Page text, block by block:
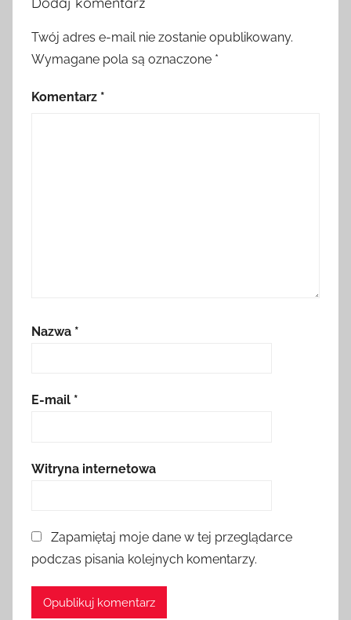
Twój adres e-mail nie zostanie opublikowany.
Wymagane pola są oznaczone *
Komentarz *
Nazwa *
E-mail *
Witryna internetowa
Zapamiętaj moje dane w tej przeglądarce
podczas pisania kolejnych komentarzy.